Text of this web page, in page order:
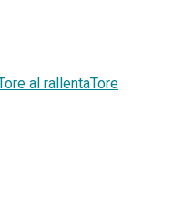
al rallentaTore